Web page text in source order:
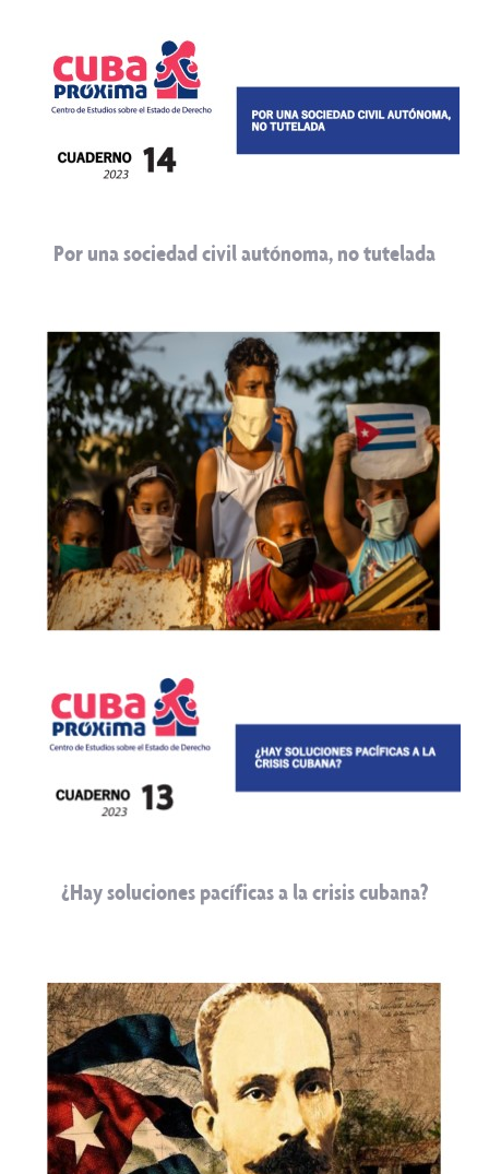
Por una sociedad civil autónoma, no tutelada
¿Hay soluciones pacíficas a la crisis cubana?